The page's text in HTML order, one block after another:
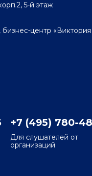
5-й этаж
бизнес-центр
+7 (495) 780-
Для слушателей от
организаций